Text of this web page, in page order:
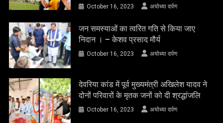
October 16, 2023 अयोध्या दर्पण
जन समस्याओं का त्वरित गति से किया जाए
निदान । – केशव प्रसाद मौर्य
October 16, 2023 अयोध्या दर्पण
देवरिया कांड में पूर्व मुख्यमंत्री अखिलेश यादव ने
दोनों परिवारों के मृतक जनों को दी श्रद्धांजलि
October 16, 2023 अयोध्या दर्पण